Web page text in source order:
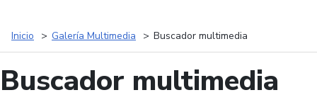
Inicio Galería Multimedia Buscador multimedia
Buscador multimedia